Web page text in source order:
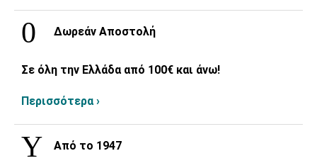
Δωρεάν Αποστολή
Σε όλη την Ελλάδα από 100€ και άνω!
Περισσότερα ›
Από το 1947